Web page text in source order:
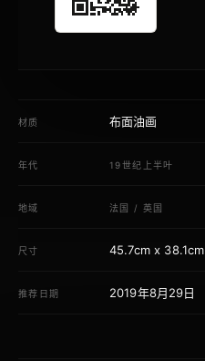
材质 布面油画
年代 19世纪上半叶
地域 法国 /英国
尺寸 45.7cm x 38.1cm
推荐日期 2019年8月29日